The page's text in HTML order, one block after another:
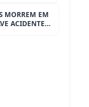
MORREM EM
ACIDENTE